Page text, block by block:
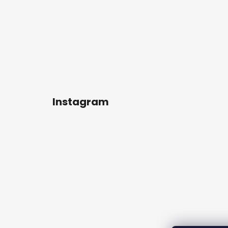
Instagram